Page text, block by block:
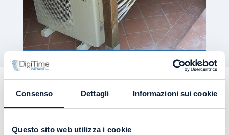
Consenso Dettagli Informazioni sui cookie
Questo sito web utilizza i cookie
Impianti di condizionamento
e di refrigerazione: occhio
Sebbene presentino un funzionamento abbastanza